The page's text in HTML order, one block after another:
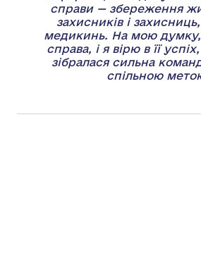
справи — збереження
захисників і
медикинь. На мою
справа, і я вірю в її
зібралася сильна
спільною